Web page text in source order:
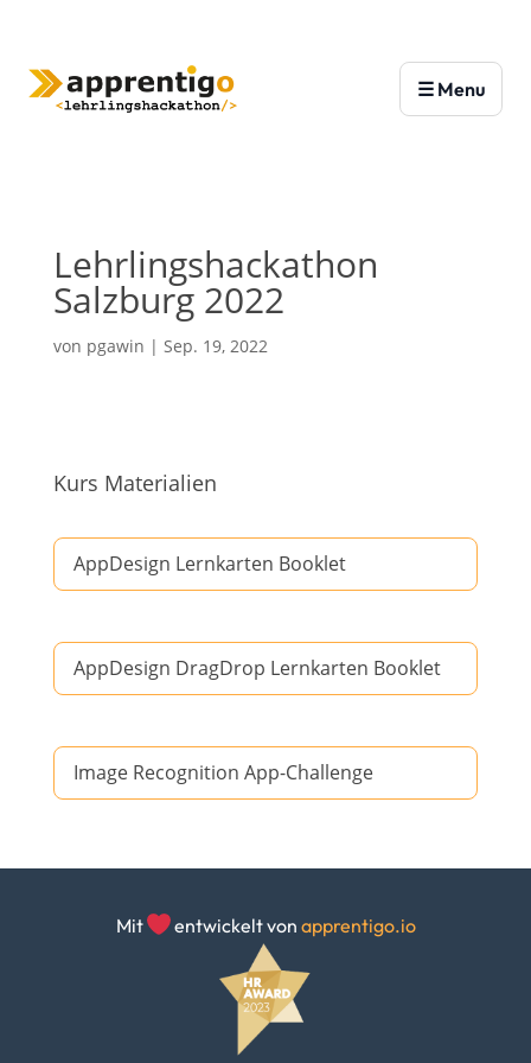
Lehrlingshackathon
Salzburg 2022
von pgawin | Sep. 19, 2022
Kurs Materialien
AppDesign Lernkarten Booklet
AppDesign DragDrop Lernkarten Booklet
Image Recognition App-Challenge